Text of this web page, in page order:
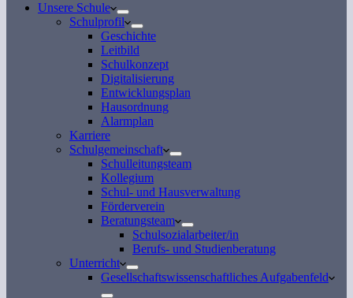
Unsere Schule
Schulprofil
Geschichte
Leitbild
Schulkonzept
Digitalisierung
Entwicklungsplan
Hausordnung
Alarmplan
Karriere
Schulgemeinschaft
Schulleitungsteam
Kollegium
Schul- und Hausverwaltung
Förderverein
Beratungsteam
Schulsozialarbeiter/in
Berufs- und Studienberatung
Unterricht
Gesellschaftswissenschaftliches Aufgabenfeld